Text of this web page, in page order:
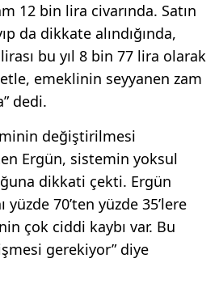
12 bin lira civarında. Satın
da dikkate alındığında,
bu yıl 8 bin 77 lira olarak
emeklinin seyyanen zam
dedi.
değiştirilmesi
Ergün, sistemin yoksul
dikkati çekti. Ergün
yüzde 70’ten yüzde 35’lere
çok ciddi kaybı var. Bu
gerekiyor” diye